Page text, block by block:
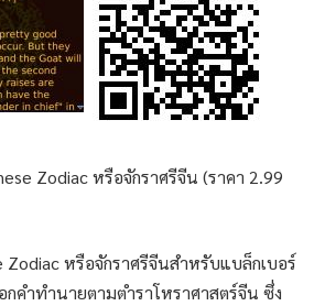
Zodiac หรือจักราศรีจีน (ราคา 2.99
หรือจักราศรีจีนสำหรับแบล็กเบอร์
คำทำนายตามตำราโหราศาสตร์จีน ซึ่ง